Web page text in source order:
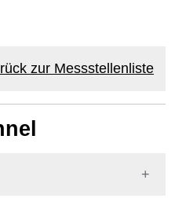
zur Messstellenliste